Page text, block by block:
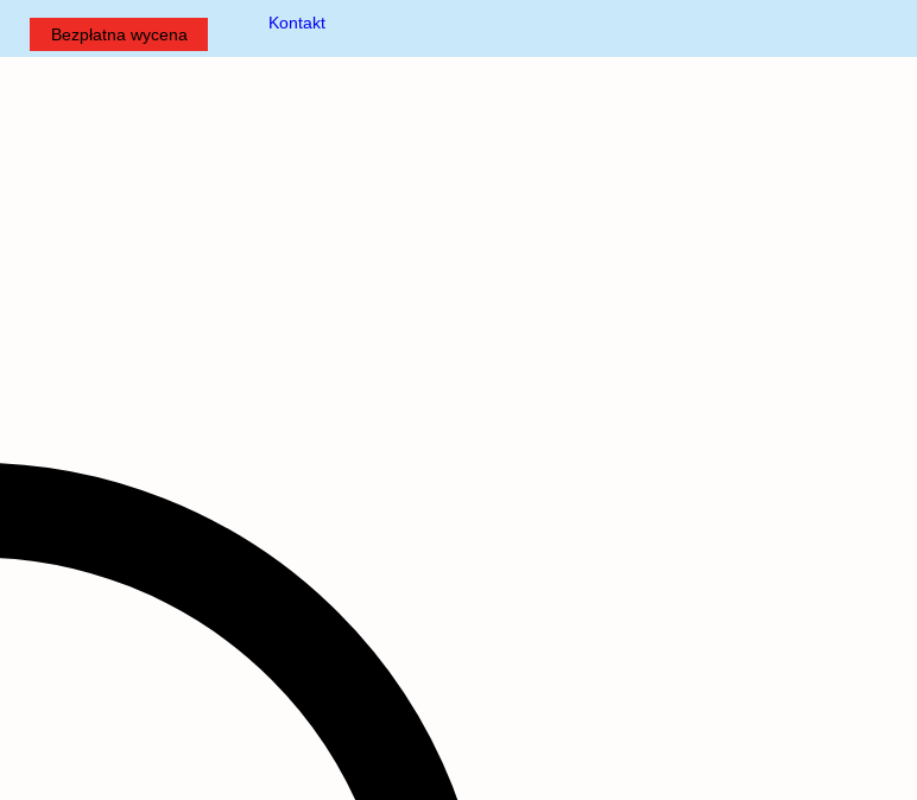
Bezpłatna wycena
Kontakt